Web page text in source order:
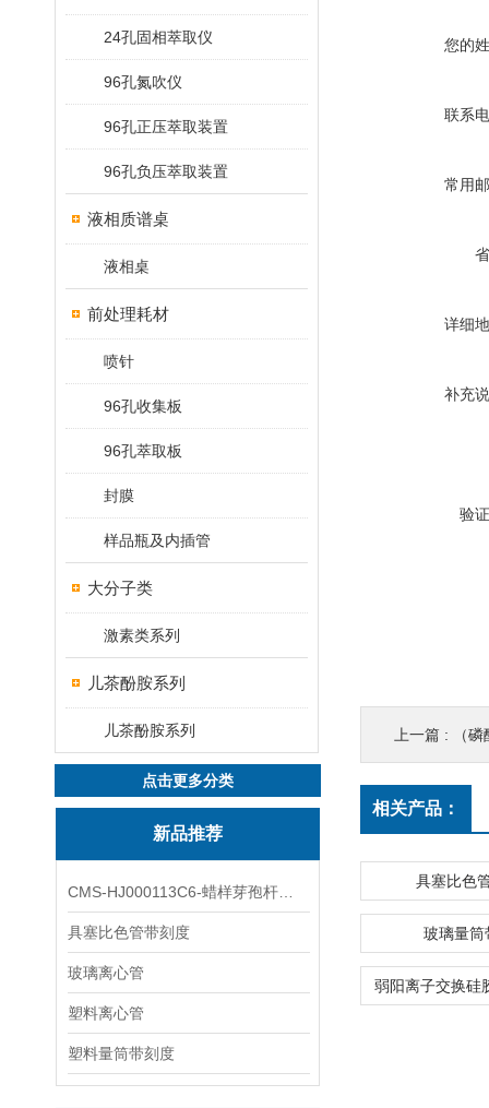
24孔固相萃取仪
96孔氮吹仪
96孔正压萃取装置
96孔负压萃取装置
液相质谱桌
液相桌
前处理耗材
喷针
96孔收集板
96孔萃取板
封膜
样品瓶及内插管
大分子类
激素类系列
儿茶酚胺系列
儿茶酚胺系列
点击更多分类
新品推荐
具塞比色管带刻度
玻璃离心管
塑料离心管
塑料量筒带刻度
您的
联系
常用
详细
补充
验
上一篇 : （
相关产品：
具塞比色
玻璃量筒